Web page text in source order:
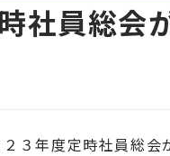
社員総会
３年度定時社員総